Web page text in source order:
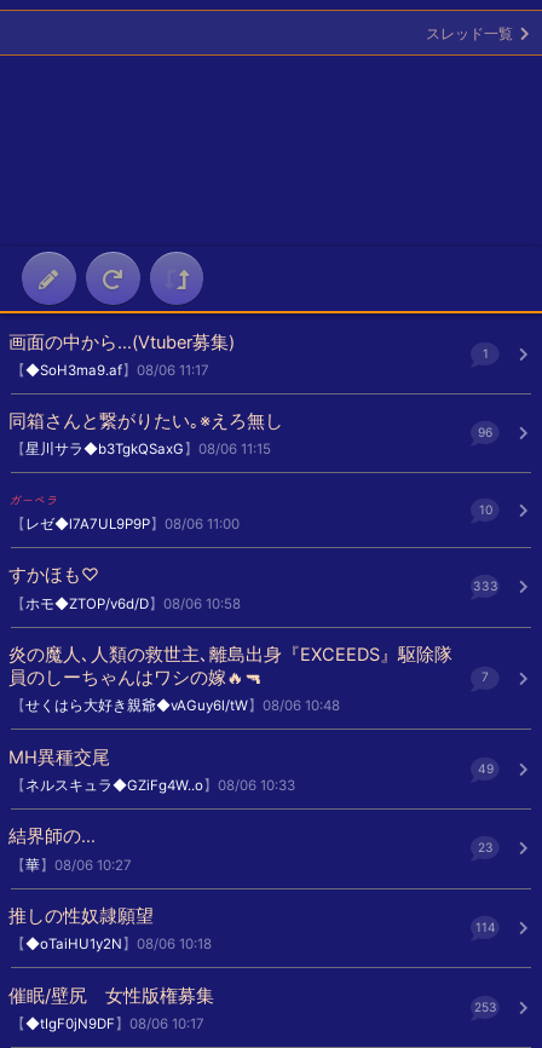
スレッド一覧
画面の中から…(Vtuber募集)
【◆SoH3ma9.af】08/06 11:17
1
同箱さんと繋がりたい｡※えろ無し
【星川サラ◆b3TgkQSaxG 】08/06 11:15
96
ガーベラ
【 レゼ◆l7A7UL9P9P】08/06 11:00
10
すかほも♡
【 ホモ◆ZTOP/v6d/D】08/06 10:58
333
炎の魔人､人類の救世主､離島出身『EXCEEDS』駆除隊
員のしーちゃんはワシの嫁🔥🔫
【せくはら大好き親爺◆vAGuy6l/tW】08/06 10:48
7
MH異種交尾
【 ネルスキュラ◆GZiFg4W..o】08/06 10:33
49
結界師の…
【華】08/06 10:27
23
推しの性奴隷願望
【◆oTaiHU1y2N 】08/06 10:18
114
催眠/壁尻 女性版権募集
【◆tIgF0jN9DF】08/06 10:17
253